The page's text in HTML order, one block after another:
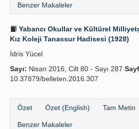
Benzer Makaleler
Yabancı Okullar ve Kültürel
Kız Koleji Tanassur Hadisesi (1928)
İdris Yücel
Sayı: Nisan 2016, Cilt 80 - Sayı 287
10.37879/belleten.2016.307
Özet Özet (English) Tam Metin
Benzer Makaleler